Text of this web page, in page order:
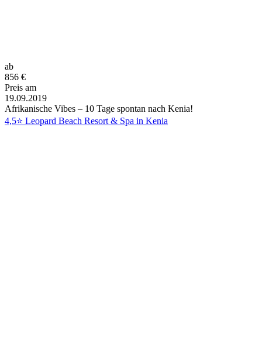
ab
856 €
Preis am
19.09.2019
Afrikanische Vibes – 10 Tage spontan nach Kenia!
4,5⭐ Leopard Beach Resort & Spa in Kenia